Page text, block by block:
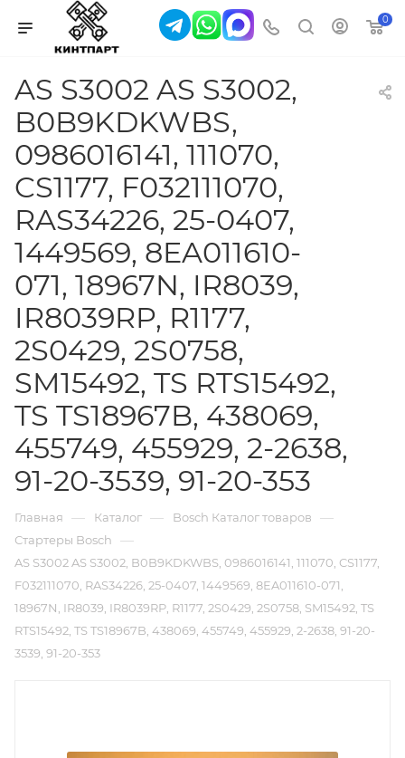
0
AS S3002 AS S3002,
B0B9KDKWBS,
0986016141, 111070,
CS1177, F032111070,
RAS34226, 25-0407,
1449569, 8EA011610-
071, 18967N, IR8039,
IR8039RP, R1177,
2S0429, 2S0758,
SM15492, TS RTS15492,
TS TS18967B, 438069,
455749, 455929, 2-2638,
91-20-3539, 91-20-353
Главная — Каталог — Bosch Каталог товаров —
Стартеры Bosch —
AS S3002 AS S3002, B0B9KDKWBS, 0986016141, 111070, CS1177,
F032111070, RAS34226, 25-0407, 1449569, 8EA011610-071,
18967N, IR8039, IR8039RP, R1177, 2S0429, 2S0758, SM15492, TS
RTS15492, TS TS18967B, 438069, 455749, 455929, 2-2638, 91-20-
3539, 91-20-353